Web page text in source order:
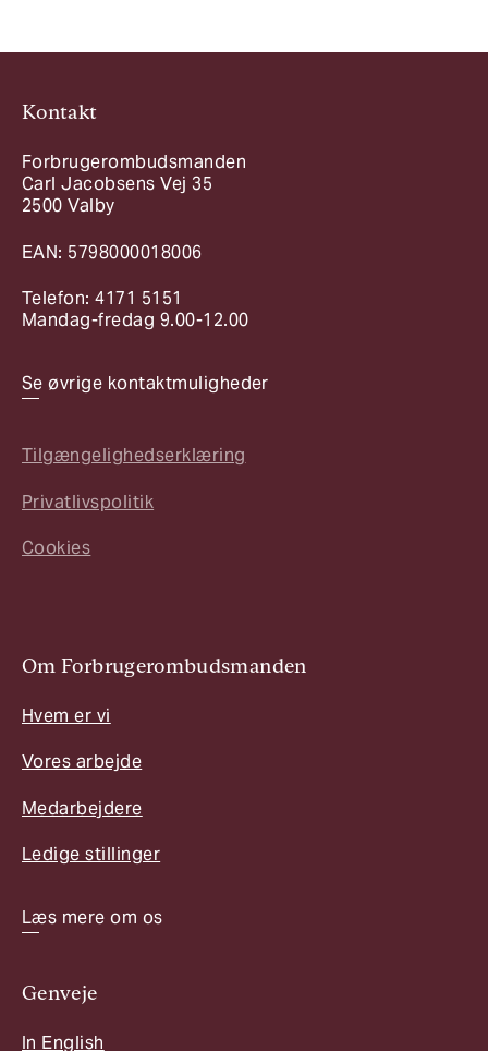
Kontakt
Forbrugerombudsmanden
Carl Jacobsens Vej 35
2500 Valby
EAN: 5798000018006
Telefon: 4171 5151
Mandag-fredag 9.00-12.00
Se øvrige kontaktmuligheder
Tilgængelighedserklæring
Privatlivspolitik
Cookies
Om Forbrugerombudsmanden
Hvem er vi
Vores arbejde
Medarbejdere
Ledige stillinger
Læs mere om os
Genveje
In English